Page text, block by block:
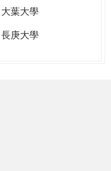
大葉大學
長庚大學